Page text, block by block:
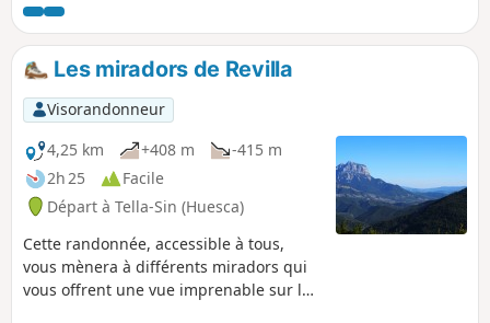
montagnes. Il y a aussi de nombreux points de vue parmi
tant d’autres sur la Cascade de la Larri. Il faut faire attention
à une zone dangereuse avec la traversée d’un cours d’eau. Il
existe aussi un coin pique-nique très sympa avec vue sur
les montagnes et à côté de l’eau. Merci de rester sur les
sentiers, et de respecter la montagne
Les miradors de Revilla
Visorandonneur
4,25 km
+408 m
-415 m
2h 25
Facile
Départ à Tella-Sin (Huesca)
Cette randonnée, accessible à tous,
vous mènera à différents miradors qui
vous offrent une vue imprenable sur les